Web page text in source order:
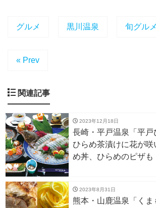
グルメ 黒川温泉 旬グルメ
« Prev
関連記事
2023年12月18日
長崎・平戸温泉「平戸
ひらめ茶漬けに花が咲
め丼、ひらめのピザも
2023年8月31日
熊本・山鹿温泉「くま